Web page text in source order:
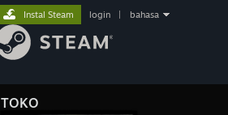
TOKO
Instal Steam login bahasa